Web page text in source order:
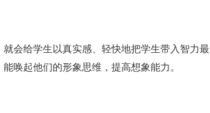
会给学生以真实感、轻快地把学生带入智力最
唤起他们的形象思维，提高想象能力。